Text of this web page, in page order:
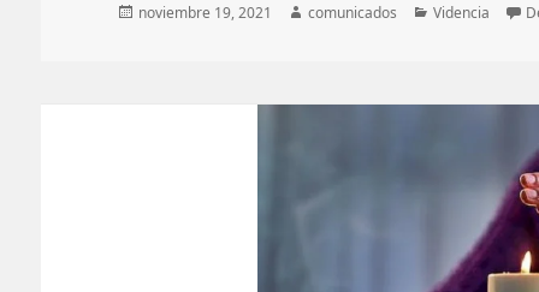
Publicado
noviembre 19, 2021 Autor
comunicados Categorías
Videncia